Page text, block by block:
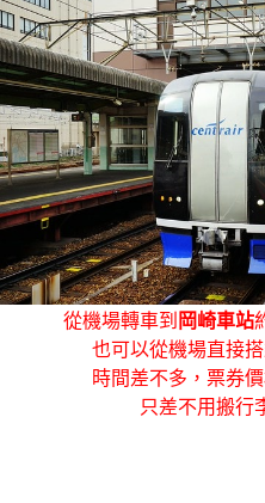
從機場轉車到 岡崎車站
也可以從機場直接
時間差不多，票券
只差不用搬行